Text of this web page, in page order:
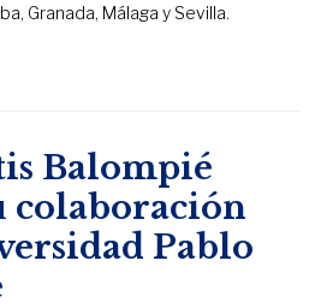
Granada, Málaga y Sevilla.
Balompié
colaboración
Pablo